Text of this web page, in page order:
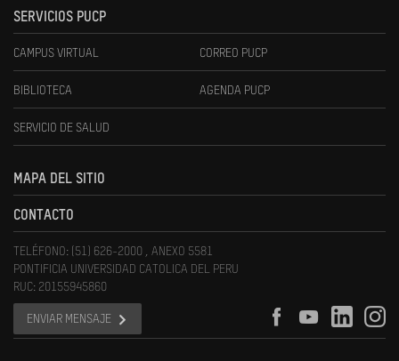
SERVICIOS PUCP
CAMPUS VIRTUAL CORREO PUCP
BIBLIOTECA AGENDA PUCP
SERVICIO DE SALUD
MAPA DEL SITIO
CONTACTO
TELÉFONO: (51) 626-2000 , ANEXO 5581
PONTIFICIA UNIVERSIDAD CATOLICA DEL PERU
RUC: 20155945860
ENVIAR MENSAJE